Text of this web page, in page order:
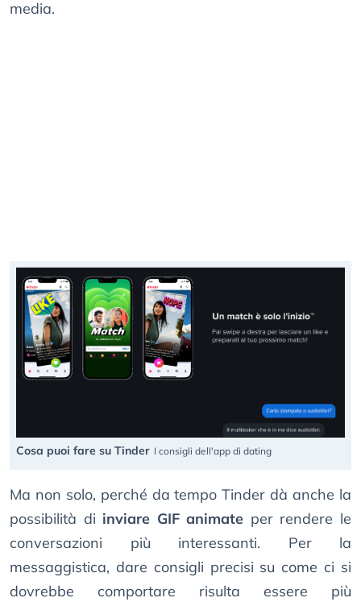
media.
Cosa puoi fare su Tinder I consigli dell'app di dating
Ma non solo, perché da tempo Tinder dà anche la
possibilità di inviare GIF animate per rendere le
conversazioni più interessanti. Per la
messaggistica, dare consigli precisi su come ci si
dovrebbe comportare risulta essere più